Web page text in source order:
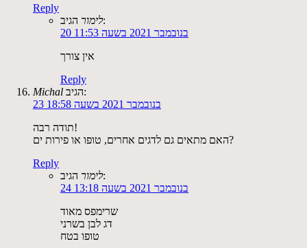
Reply
לימורהגיב:
20 בנובמבר 2021 בשעה 11:53
אין צורך
Reply
Michal
הגיב:
23 בנובמבר 2021 בשעה 18:58
תודה רבה!
האם מתאים גם לדגים אחרים, טופו או פירות ים?
Reply
לימורהגיב:
24 בנובמבר 2021 בשעה 13:18
שרימפס מאוד
דג לבן בשרני
טופו בטח